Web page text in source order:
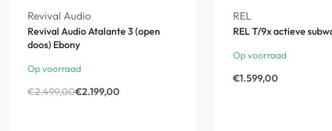
Revival Audio
Revival Audio Atalante 3 (open
doos) Ebony
Op voorraad
€2.499,00€2.199,00
REL
REL T/9x actieve
Op voorraad
€1.599,00